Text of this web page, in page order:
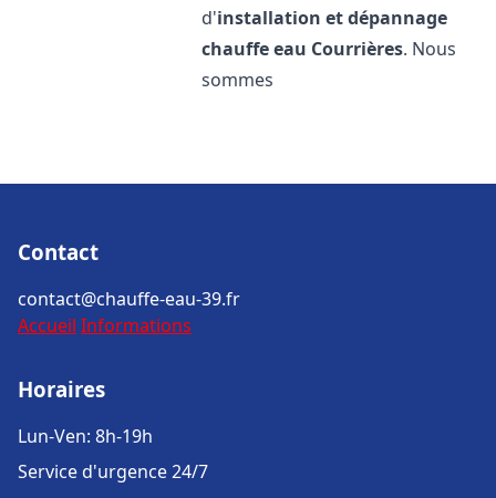
d'installation et dépannage
chauffe eau Courrières. Nous
sommes
Contact
contact@chauffe-eau-39.fr
Accueil Informations
Horaires
Lun-Ven: 8h-19h
Service d'urgence 24/7